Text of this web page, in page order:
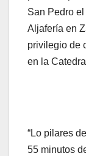
San Pedro
Aljafería en
privilegio de
en la
“Lo pilares
55 minutos